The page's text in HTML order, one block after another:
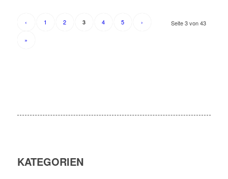
Seite 3 von 43
‹ 1 2 3 4 5 ›
»
KATEGORIEN